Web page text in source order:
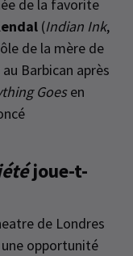
de la favorite
(Indian Ink,
de la mère de
Barbican après
Goesen
joue-t-
de Londres
opportunité